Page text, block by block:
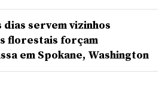
servem vizinhos
florestais forçam
em Spokane, Washington